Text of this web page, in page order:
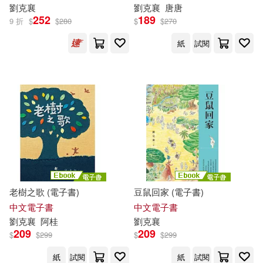
劉克襄
9 折 $252 $280
劉克襄 唐唐
$189 $270
紙
試閱
老樹之歌 (電子書)
中文電子書
劉克襄 阿桂
$209 $299
紙
試閱
豆鼠回家 (電子書)
中文電子書
劉克襄
$209 $299
紙
試閱